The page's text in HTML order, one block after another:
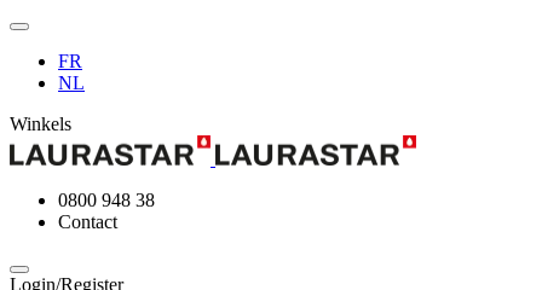
FR
NL
Winkels
0800 948 38
Contact
Login/Register